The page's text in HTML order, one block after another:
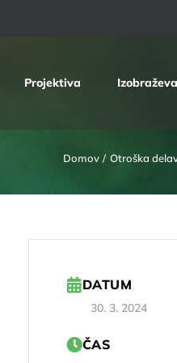
Projektiva
Domov Otroška
DATUM
30. 3. 2024
ČAS